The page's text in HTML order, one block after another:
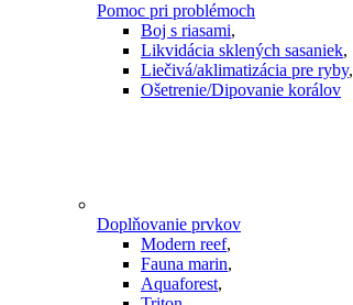
Pomoc pri problémoch
Boj s riasami,
Likvidácia sklených sasaniek,
Liečivá/aklimatizácia pre ryby,
Ošetrenie/Dipovanie korálov
Doplňovanie prvkov
Modern reef,
Fauna marin,
Aquaforest,